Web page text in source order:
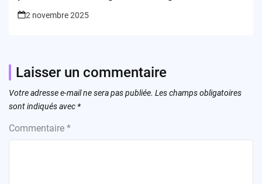
2 novembre 2025
Laisser un commentaire
Votre adresse e-mail ne sera pas publiée. Les champs obligatoires
sont indiqués avec *
Commentaire *